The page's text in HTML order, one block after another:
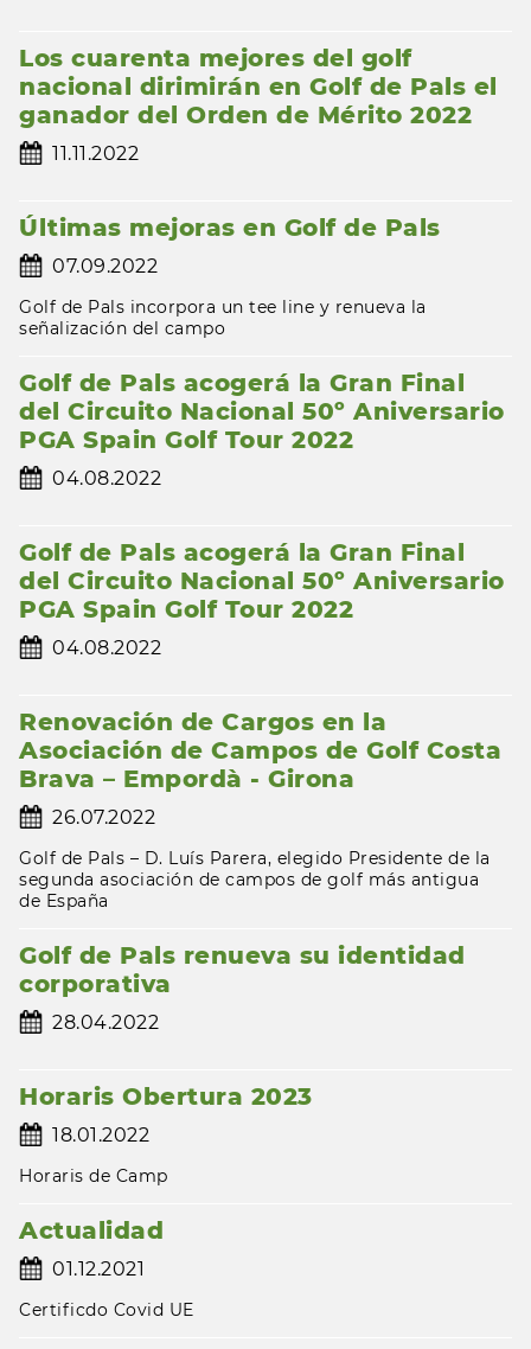
Los cuarenta mejores del golf
nacional dirimirán en Golf de Pals el
ganador del Orden de Mérito 2022
11.11.2022
Últimas mejoras en Golf de Pals
07.09.2022
Golf de Pals incorpora un tee line y renueva la
señalización del campo
Golf de Pals acogerá la Gran Final
del Circuito Nacional 50º Aniversario
PGA Spain Golf Tour 2022
04.08.2022
Golf de Pals acogerá la Gran Final
del Circuito Nacional 50º Aniversario
PGA Spain Golf Tour 2022
04.08.2022
Renovación de Cargos en la
Asociación de Campos de Golf Costa
Brava – Empordà - Girona
26.07.2022
Golf de Pals – D. Luís Parera, elegido Presidente de la
segunda asociación de campos de golf más antigua
de España
Golf de Pals renueva su identidad
corporativa
28.04.2022
Horaris Obertura 2023
18.01.2022
Horaris de Camp
Actualidad
01.12.2021
Certificdo Covid UE